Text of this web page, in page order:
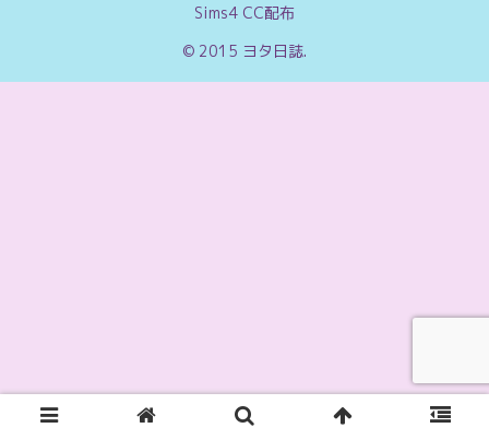
Sims4 CC配布
© 2015 ヨタ日誌.